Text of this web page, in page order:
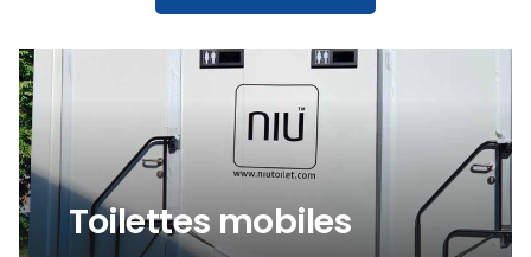
Toilettes mobiles